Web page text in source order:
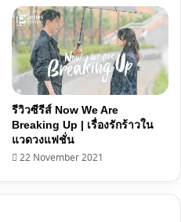
รีวิวซีรีส์ Now We Are
Breaking Up | เรื่องรักร้าวใน
แวดวงแฟชั่น
22 November 2021